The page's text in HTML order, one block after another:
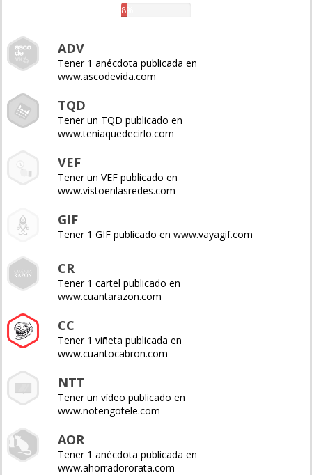
8%
ADV
Tener 1 anécdota publicada en
www.ascodevida.com
TQD
Tener un TQD publicado en
www.teniaquedecirlo.com
VEF
Tener un VEF publicado en
www.vistoenlasredes.com
GIF
Tener 1 GIF publicado en www.vayagif.com
CR
Tener 1 cartel publicado en
www.cuantarazon.com
CC
Tener 1 viñeta publicada en
www.cuantocabron.com
NTT
Tener un vídeo publicado en
www.notengotele.com
AOR
Tener 1 anécdota publicada en
www.ahorradororata.com